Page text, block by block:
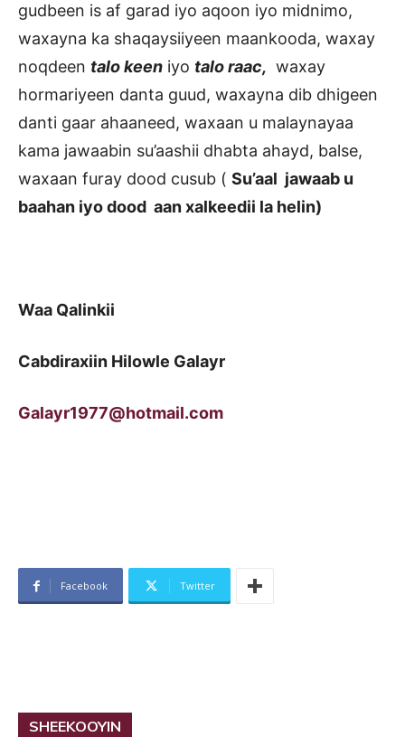
gudbeen is af garad iyo aqoon iyo midnimo,
waxayna ka shaqaysiiyeen maankooda, waxay
noqdeen talo keen iyo talo raac, waxay
hormariyeen danta guud, waxayna dib dhigeen
danti gaar ahaaneed, waxaan u malaynayaa
kama jawaabin su’aashii dhabta ahayd, balse,
waxaan furay dood cusub ( Su’aal jawaab u
baahan iyo dood aan xalkeedii la helin)
Waa Qalinkii
Cabdiraxiin Hilowle Galayr
Galayr1977@hotmail.com
Facebook Twitter
SHEEKOOYIN